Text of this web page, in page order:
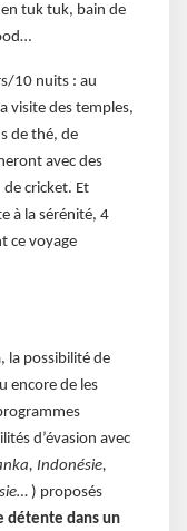
tuk tuk, bain de
10 nuits : au
visite des temples,
de thé, de
avec des
cricket. Et
à la sérénité, 4
ce voyage
la possibilité de
encore de les
d’évasion avec
Indonésie,
) proposés
détente dans un